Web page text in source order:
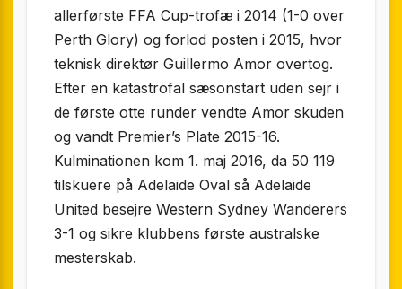
allerførste FFA Cup-trofæ i 2014 (1-0 over
Perth Glory) og forlod posten i 2015, hvor
teknisk direktør Guillermo Amor overtog.
Efter en katastrofal sæsonstart uden sejr i
de første otte runder vendte Amor skuden
og vandt Premier’s Plate 2015-16.
Kulminationen kom 1. maj 2016, da 50 119
tilskuere på Adelaide Oval så Adelaide
United besejre Western Sydney Wanderers
3-1 og sikre klubbens første australske
mesterskab.